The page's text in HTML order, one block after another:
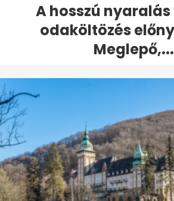
A hosszú
odaköltözés
Meglepő,...